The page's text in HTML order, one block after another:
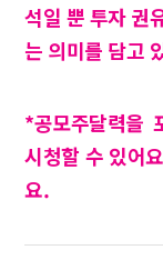
석일 뿐 투자 권
는 의미를 담고
*공모주달력을
시청할 수 있어
요.